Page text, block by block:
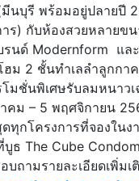
มีนบุรี พร้อมอยู่ปลายปี
ร) กับห้องสวยหลายข
นด์ Modernform แล
ฮม 2 ชั้นทำเลลำลูกกา
โมชั่นพิเศษรับลมหนาว
คม – 5 พฤศจิกายน
ดทุกโครงการที่จองใน
บูธ The Cube
บถามรายละเอียดเพิ่ม